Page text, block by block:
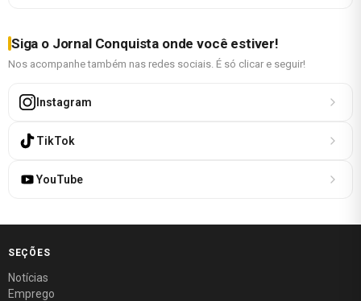
Siga o Jornal Conquista onde você estiver!
Nos acompanhe também nas redes sociais. É só clicar e seguir!
Instagram
TikTok
YouTube
SEÇÕES
Notícias
Emprego